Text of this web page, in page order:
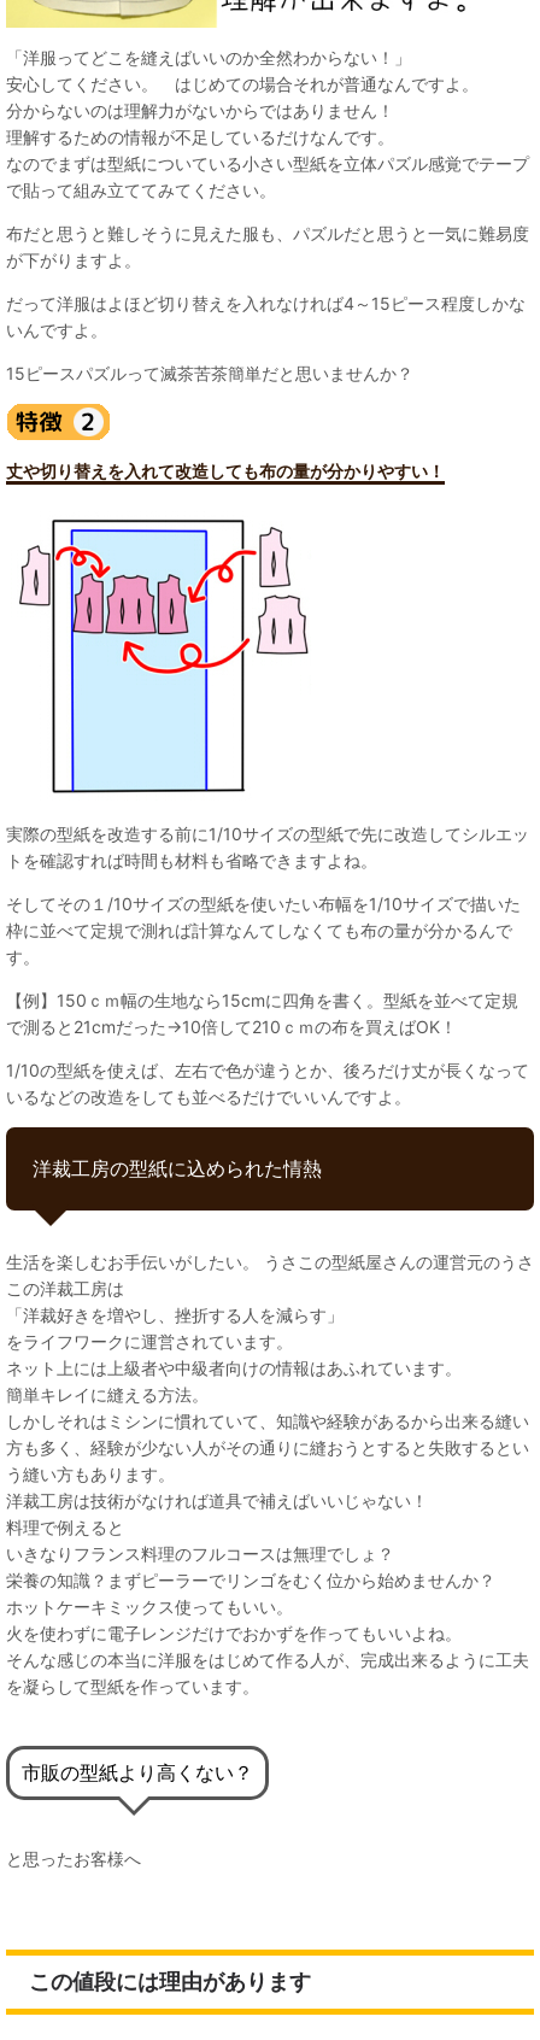
「洋服ってどこを縫えばいいのか全然わからない！」
安心してください。 はじめての場合それが普通なんですよ。
分からないのは理解力がないからではありません！
理解するための情報が不足しているだけなんです。
なのでまずは型紙についている小さい型紙を立体パズル感覚でテープ
で貼って組み立ててみてください。
布だと思うと難しそうに見えた服も、パズルだと思うと一気に難易度
が下がりますよ。
だって洋服はよほど切り替えを入れなければ4～15ピース程度しかな
いんですよ。
15ピースパズルって滅茶苦茶簡単だと思いませんか？
丈や切り替えを入れて改造しても布の量が分かりやすい！
実際の型紙を改造する前に1/10サイズの型紙で先に改造してシルエッ
トを確認すれば時間も材料も省略できますよね。
そしてその１/10サイズの型紙を使いたい布幅を1/10サイズで描いた
枠に並べて定規で測れば計算なんてしなくても布の量が分かるんで
す。
【例】150ｃｍ幅の生地なら15cmに四角を書く。型紙を並べて定規
で測ると21cmだった→10倍して210ｃｍの布を買えばOK！
1/10の型紙を使えば、左右で色が違うとか、後ろだけ丈が長くなって
いるなどの改造をしても並べるだけでいいんですよ。
洋裁工房の型紙に込められた情熱
生活を楽しむお手伝いがしたい。 うさこの型紙屋さんの運営元のうさ
この洋裁工房は
「洋裁好きを増やし、挫折する人を減らす」
をライフワークに運営されています。
ネット上には上級者や中級者向けの情報はあふれています。
簡単キレイに縫える方法。
しかしそれはミシンに慣れていて、知識や経験があるから出来る縫い
方も多く、経験が少ない人がその通りに縫おうとすると失敗するとい
う縫い方もあります。
洋裁工房は技術がなければ道具で補えばいいじゃない！
料理で例えると
いきなりフランス料理のフルコースは無理でしょ？
栄養の知識？まずピーラーでリンゴをむく位から始めませんか？
ホットケーキミックス使ってもいい。
火を使わずに電子レンジだけでおかずを作ってもいいよね。
そんな感じの本当に洋服をはじめて作る人が、完成出来るように工夫
を凝らして型紙を作っています。
市販の型紙より高くない？
と思ったお客様へ
この値段には理由があります